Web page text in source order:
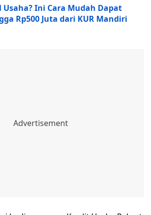
Ini Cara Mudah Dapat
Rp500 Juta dari KUR Mandiri